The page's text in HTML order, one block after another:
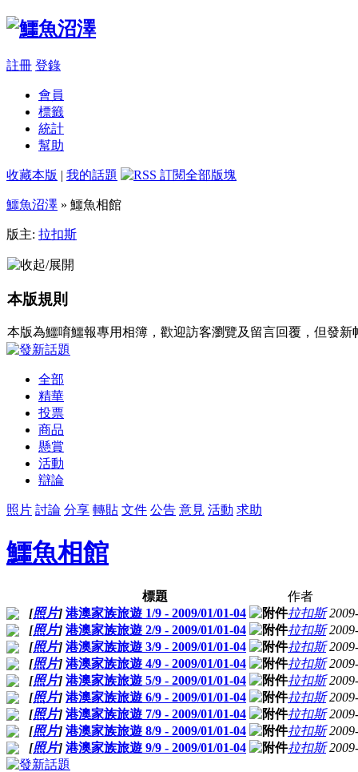
註冊 登錄
會員
標籤
統計
幫助
收藏本版 | 我的話題
鱷魚沼澤 » 鱷魚相館
版主: 拉扣斯
本版規則
本版為鱷唷鱷報專用相簿，歡迎訪客瀏覽及留言回覆，但發
全部
精華
投票
商品
懸賞
活動
辯論
照片 討論 分享 轉貼 文件 公告 意見 活動 求助
鱷魚相館
標題
作者
[照片] 港澳家族旅遊 1/9 - 2009/01/01-04 拉扣斯
[照片] 港澳家族旅遊 2/9 - 2009/01/01-04 拉扣斯
[照片] 港澳家族旅遊 3/9 - 2009/01/01-04 拉扣斯
[照片] 港澳家族旅遊 4/9 - 2009/01/01-04 拉扣斯
[照片] 港澳家族旅遊 5/9 - 2009/01/01-04 拉扣斯
[照片] 港澳家族旅遊 6/9 - 2009/01/01-04 拉扣斯
[照片] 港澳家族旅遊 7/9 - 2009/01/01-04 拉扣斯
[照片] 港澳家族旅遊 8/9 - 2009/01/01-04 拉扣斯
[照片] 港澳家族旅遊 9/9 - 2009/01/01-04 拉扣斯